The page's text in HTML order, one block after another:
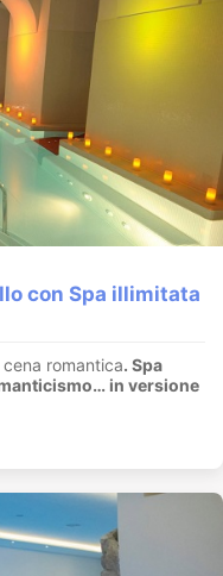
con Spa illimitata
romantica. Spa
in versione